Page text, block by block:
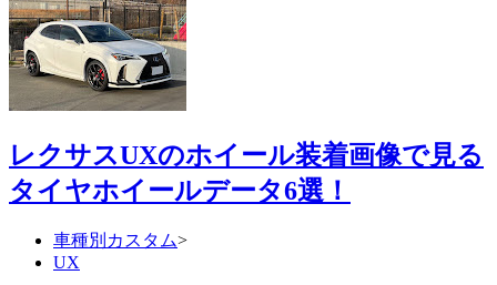
レクサスUXのホイール装着画像で見る
タイヤホイールデータ6選！
車種別カスタム>
UX